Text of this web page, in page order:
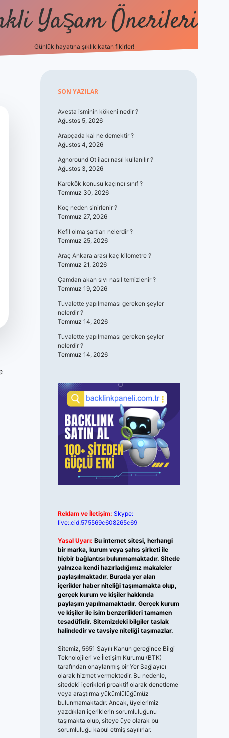
Yaşam Önerileri
Günlük hayatına şıklık katan fikirler!
Sidebar
SON YAZILAR
Avesta isminin kökeni nedir ?
Ağustos 5, 2026
Arapçada kal ne demektir ?
Ağustos 4, 2026
Agnoround Ot ilacı nasıl kullanılır ?
Ağustos 3, 2026
Karekök konusu kaçıncı sınıf ?
Temmuz 30, 2026
Koç neden sinirlenir ?
Temmuz 27, 2026
Kefil olma şartları nelerdir ?
Temmuz 25, 2026
Araç Ankara arası kaç kilometre ?
Temmuz 21, 2026
Çamdan akan sıvı nasıl temizlenir ?
Temmuz 19, 2026
Tuvalette yapılmaması gereken şeyler
nelerdir ?
Temmuz 14, 2026
Tuvalette yapılmaması gereken şeyler
nelerdir ?
Temmuz 14, 2026
Reklam ve İletişim: Skype:
live:.cid.575569c608265c69
Yasal Uyarı: Bu internet sitesi, herhangi
bir marka, kurum veya şahıs şirketi ile
hiçbir bağlantısı bulunmamaktadır. Sitede
yalnızca kendi hazırladığımız makaleler
paylaşılmaktadır. Burada yer alan
içerikler haber niteliği taşımamakta olup,
gerçek kurum ve kişiler hakkında
paylaşım yapılmamaktadır. Gerçek kurum
ve kişiler ile isim benzerlikleri tamamen
tesadüfidir. Sitemizdeki bilgiler taslak
halindedir ve tavsiye niteliği taşımazlar.
Sitemiz, 5651 Sayılı Kanun gereğince Bilgi
Teknolojileri ve İletişim Kurumu (BTK)
tarafından onaylanmış bir Yer Sağlayıcı
olarak hizmet vermektedir. Bu nedenle,
sitedeki içerikleri proaktif olarak denetleme
veya araştırma yükümlülüğümüz
bulunmamaktadır. Ancak, üyelerimiz
yazdıkları içeriklerin sorumluluğunu
taşımakta olup, siteye üye olarak bu
sorumluluğu kabul etmiş sayılırlar.